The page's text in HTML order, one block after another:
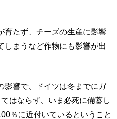
育たず、チーズの生産に影響
しまうなど作物にも影響が出
影響で、ドイツは冬までにガ
はならず、いま必死に備蓄し
％に近付いているということ